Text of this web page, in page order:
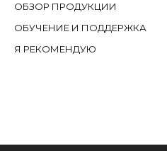
ОБЗОР ПРОДУКЦИИ
ОБУЧЕНИЕ И ПОДДЕРЖКА
Я РЕКОМЕНДУЮ